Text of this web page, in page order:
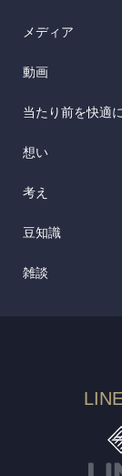
メディア
動画
当たり前を快適
想い
考え
豆知識
雑談